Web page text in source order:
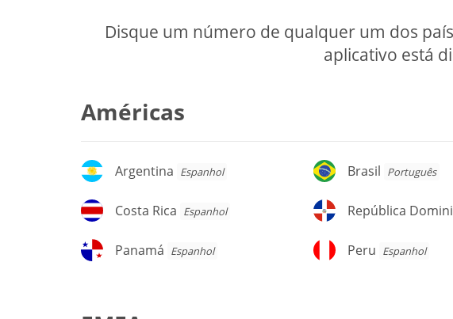
Disque um número de qualquer um dos
aplicativo está
Américas
Argentina
Argentina Espanhol Brasil
Brasil Português
Costa
Costa Rica Espanhol
República
República
Panamá
Panamá Espanhol Peru
Peru Espanhol